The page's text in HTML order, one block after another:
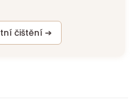
čištění ➔